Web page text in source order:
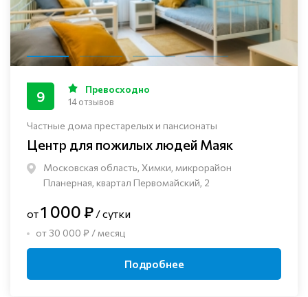
Частные дома престарелых и пансионаты
Центр для пожилых людей Маяк
Московская область, Химки, микрорайон
Планерная, квартал Первомайский, 2
9 Превосходно
14 отзывов
от1 000 ₽ / сутки
от 30 000 ₽ / месяц
Подробнее